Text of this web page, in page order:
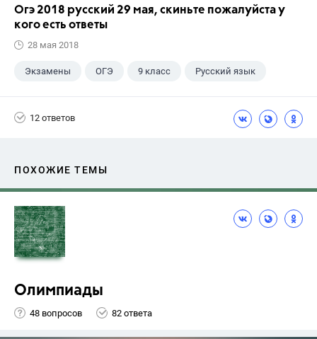
Огэ 2018 русский 29 мая, скиньте пожалуйста у
кого есть ответы
28 мая 2018
Экзамены ОГЭ 9 класс Русский язык
12 ответов
ПОХОЖИЕ ТЕМЫ
Олимпиады
48 вопросов 82 ответа